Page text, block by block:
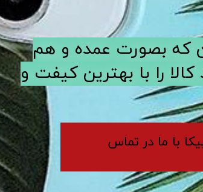
که بصورت عمده و هم
را با بهترین کیفت و
با ما در تماس